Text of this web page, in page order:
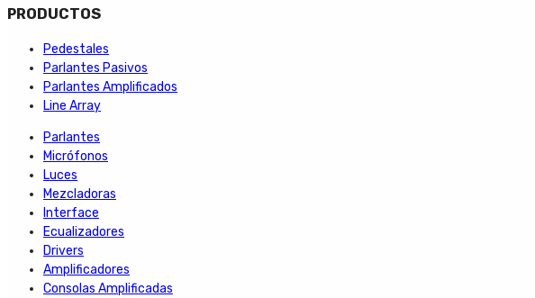
PRODUCTOS
Pedestales
Parlantes Pasivos
Parlantes Amplificados
Line Array
Parlantes
Micrófonos
Luces
Mezcladoras
Interface
Ecualizadores
Drivers
Amplificadores
Consolas Amplificadas